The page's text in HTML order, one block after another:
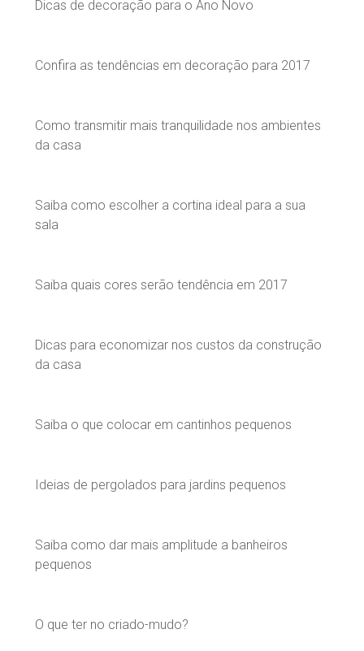
Dicas de decoração para o Ano Novo
Confira as tendências em decoração para 2017
Como transmitir mais tranquilidade nos ambientes
da casa
Saiba como escolher a cortina ideal para a sua
sala
Saiba quais cores serão tendência em 2017
Dicas para economizar nos custos da construção
da casa
Saiba o que colocar em cantinhos pequenos
Ideias de pergolados para jardins pequenos
Saiba como dar mais amplitude a banheiros
pequenos
O que ter no criado-mudo?